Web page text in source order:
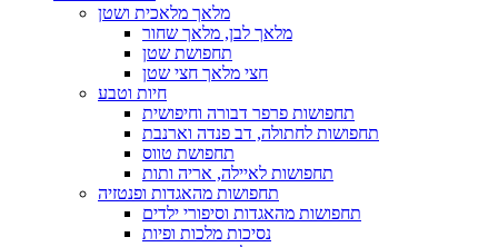
מלאך מלאכית ושטן
מלאך לבן, מלאך שחור
תחפושת שטן
חצי מלאך חצי שטן
חיות וטבע
תחפושות פרפר דבורה וחיפושית
תחפושות לחתולה, דב פנדה וארנבת
תחפושת טווס
תחפושות לאיילה, אריה ותות
תחפושות מהאגדות ופנטזיה
תחפושות מהאגדות וסיפורי ילדים
נסיכות מלכות ופיות